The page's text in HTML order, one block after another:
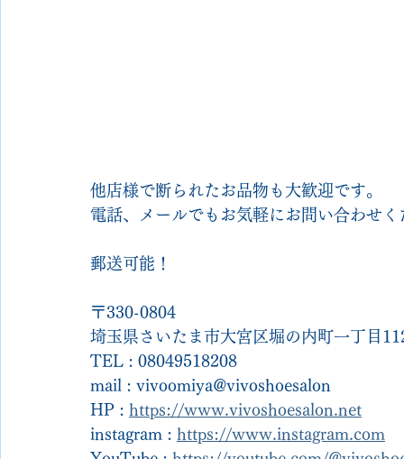
他店様で断られたお品物も大歓迎です。
電話、メールでもお気軽にお問い合わせく
郵送可能！
〒330-0804
埼玉県さいたま市大宮区堀の内町一丁目
TEL : 08049518208
mail : vivoomiya@vivoshoesalon
HP : https://www.vivoshoesalon.net
instagram : https://www.instagram.com